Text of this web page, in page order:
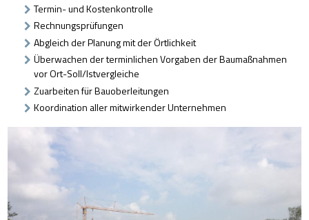
Termin- und Kostenkontrolle
Rechnungsprüfungen
Abgleich der Planung mit der Örtlichkeit
Überwachen der terminlichen Vorgaben der Baumaßnahmen
vor Ort-Soll/Istvergleiche
Zuarbeiten für Bauoberleitungen
Koordination aller mitwirkender Unternehmen